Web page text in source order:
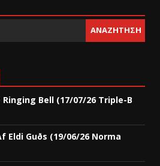
ΑΝΑΖΉΤΗΣΗ
Ringing Bell (17/07/26 Triple-B
Eldi Guðs (19/06/26 Norma